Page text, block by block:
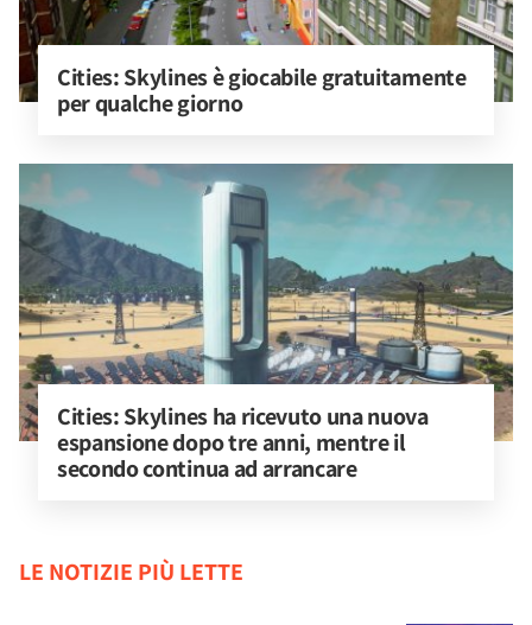
Cities: Skylines è giocabile gratuitamente
per qualche giorno
Cities: Skylines ha ricevuto una nuova
espansione dopo tre anni, mentre il
secondo continua ad arrancare
LE NOTIZIE PIÙ LETTE